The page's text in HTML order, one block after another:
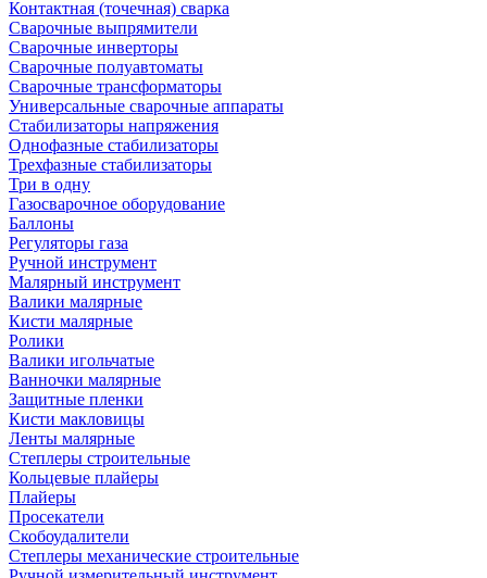
Контактная (точечная) сварка
Сварочные выпрямители
Сварочные инверторы
Сварочные полуавтоматы
Сварочные трансформаторы
Универсальные сварочные аппараты
Стабилизаторы напряжения
Однофазные стабилизаторы
Трехфазные стабилизаторы
Три в одну
Газосварочное оборудование
Баллоны
Регуляторы газа
Ручной инструмент
Малярный инструмент
Валики малярные
Кисти малярные
Ролики
Валики игольчатые
Ванночки малярные
Защитные пленки
Кисти макловицы
Ленты малярные
Степлеры строительные
Кольцевые плайеры
Плайеры
Просекатели
Скобоудалители
Степлеры механические строительные